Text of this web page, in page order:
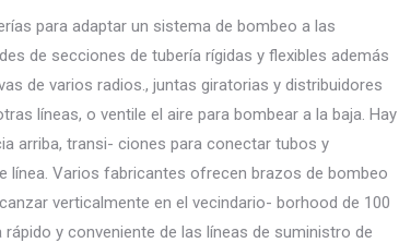
para adaptar un sistema de bombeo a las
de secciones de tubería rígidas y flexibles además
de varios radios., juntas giratorias y distribuidores
líneas, o ventile el aire para bombear a la baja. Hay
arriba, transi- ciones para conectar tubos y
línea. Varios fabricantes ofrecen brazos de bombeo
verticalmente en el vecindario- borhood de 100
y conveniente de las líneas de suministro de